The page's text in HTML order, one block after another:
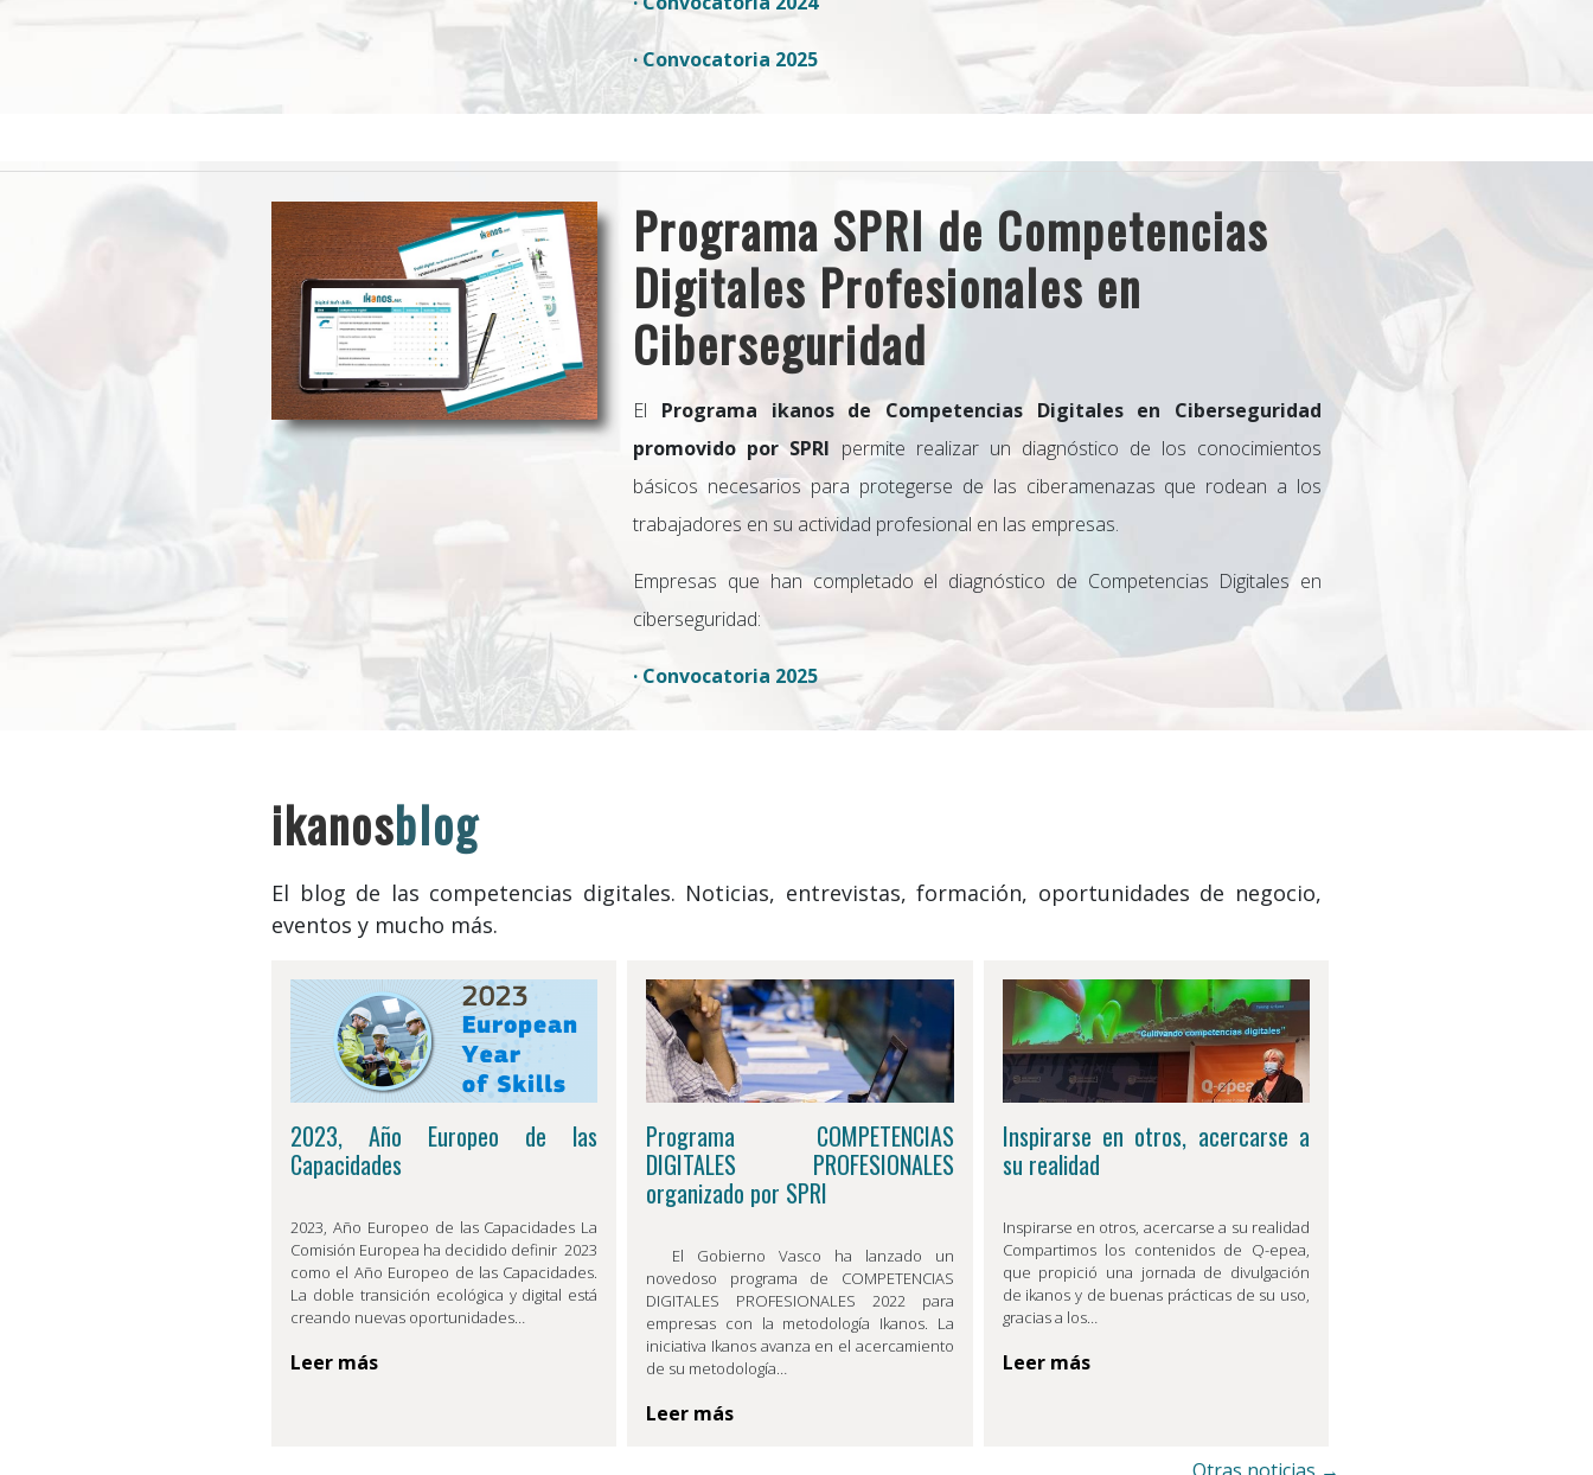
· Convocatoria 2025
Programa SPRI de Competencias
Digitales Profesionales en
Ciberseguridad
El Programa ikanos de Competencias Digitales en Ciberseguridad
promovido por SPRI permite realizar un diagnóstico de los conocimientos
básicos necesarios para protegerse de las ciberamenazas que rodean a los
trabajadores en su actividad profesional en las empresas.
Empresas que han completado el diagnóstico de Competencias Digitales en
ciberseguridad:
· Convocatoria 2025
ikanosblog
El blog de las competencias digitales. Noticias, entrevistas, formación, oportunidades de negocio,
eventos y mucho más.
2023, Año Europeo de las
Capacidades
2023, Año Europeo de las Capacidades La
Comisión Europea ha decidido definir 2023
como el Año Europeo de las Capacidades.
La doble transición ecológica y digital está
creando nuevas oportunidades…
Leer más
Programa COMPETENCIAS
DIGITALES PROFESIONALES
organizado por SPRI
El Gobierno Vasco ha lanzado un
novedoso programa de COMPETENCIAS
DIGITALES PROFESIONALES 2022 para
empresas con la metodología Ikanos. La
iniciativa Ikanos avanza en el acercamiento
de su metodología…
Leer más
Inspirarse en otros, acercarse a
su realidad
Inspirarse en otros, acercarse a su realidad
Compartimos los contenidos de Q-epea,
que propició una jornada de divulgación
de ikanos y de buenas prácticas de su uso,
gracias a los…
Leer más